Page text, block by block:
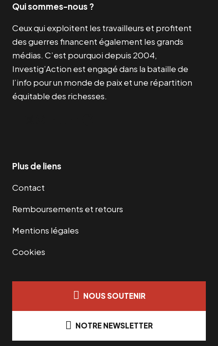
Qui sommes-nous ?
Ceux qui exploitent les travailleurs et profitent
des guerres financent également les grands
médias. C’est pourquoi depuis 2004,
Investig’Action est engagé dans la bataille de
l’info pour un monde de paix et une répartition
équitable des richesses.
Plus de liens
Contact
Remboursements et retours
Mentions légales
Cookies
NOUS SOUTENIR
NOTRE NEWSLETTER